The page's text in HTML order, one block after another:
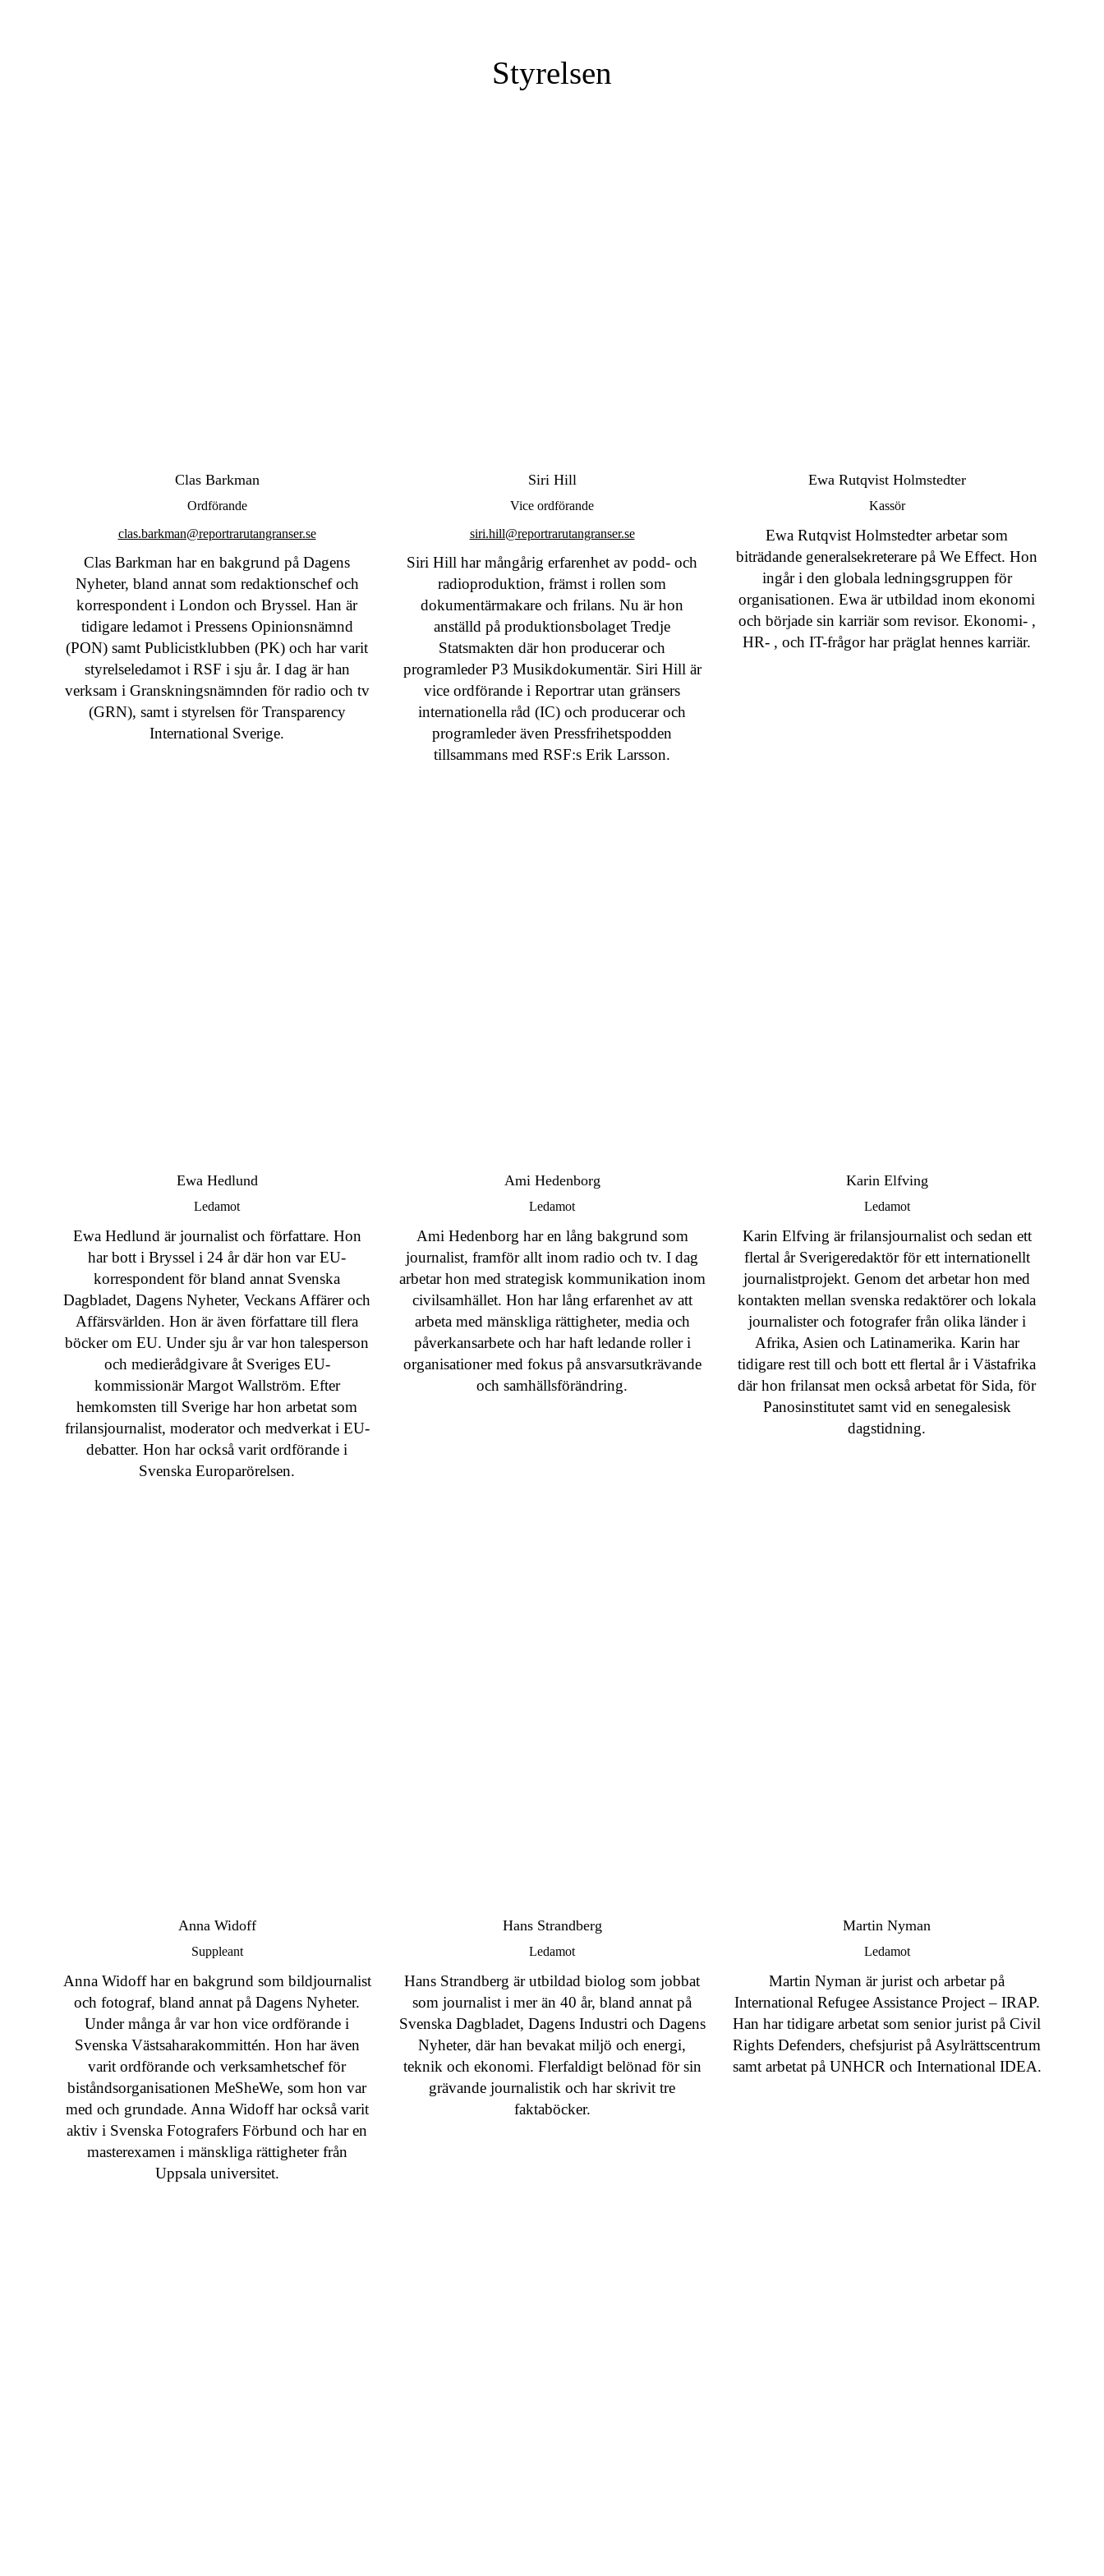
Styrelsen
Clas Barkman
Ordförande
clas.barkman@reportrarutangranser.se
Clas Barkman har en bakgrund på Dagens
Nyheter, bland annat som redaktionschef och
korrespondent i London och Bryssel. Han är
tidigare ledamot i Pressens Opinionsnämnd
(PON) samt Publicistklubben (PK) och har varit
styrelseledamot i RSF i sju år. I dag är han
verksam i Granskningsnämnden för radio och tv
(GRN), samt i styrelsen för Transparency
International Sverige.
Siri Hill
Vice ordförande
siri.hill@reportrarutangranser.se
Siri Hill har mångårig erfarenhet av podd- och
radioproduktion, främst i rollen som
dokumentärmakare och frilans. Nu är hon
anställd på produktionsbolaget Tredje
Statsmakten där hon producerar och
programleder P3 Musikdokumentär. Siri Hill är
vice ordförande i Reportrar utan gränsers
internationella råd (IC) och producerar och
programleder även Pressfrihetspodden
tillsammans med RSF:s Erik Larsson.
Ewa Rutqvist Holmstedter
Kassör
Ewa Rutqvist Holmstedter arbetar som
biträdande generalsekreterare på We Effect. Hon
ingår i den globala ledningsgruppen för
organisationen. Ewa är utbildad inom ekonomi
och började sin karriär som revisor. Ekonomi- ,
HR- , och IT-frågor har präglat hennes karriär.
Ewa Hedlund
Ledamot
Ewa Hedlund är journalist och författare. Hon
har bott i Bryssel i 24 år där hon var EU-
korrespondent för bland annat Svenska
Dagbladet, Dagens Nyheter, Veckans Affärer och
Affärsvärlden. Hon är även författare till flera
böcker om EU. Under sju år var hon talesperson
och medierådgivare åt Sveriges EU-
kommissionär Margot Wallström. Efter
hemkomsten till Sverige har hon arbetat som
frilansjournalist, moderator och medverkat i EU-
debatter. Hon har också varit ordförande i
Svenska Europarörelsen.
Ami Hedenborg
Ledamot
Ami Hedenborg har en lång bakgrund som
journalist, framför allt inom radio och tv. I dag
arbetar hon med strategisk kommunikation inom
civilsamhället. Hon har lång erfarenhet av att
arbeta med mänskliga rättigheter, media och
påverkansarbete och har haft ledande roller i
organisationer med fokus på ansvarsutkrävande
och samhällsförändring.
Karin Elfving
Ledamot
Karin Elfving är frilansjournalist och sedan ett
flertal år Sverigeredaktör för ett internationellt
journalistprojekt. Genom det arbetar hon med
kontakten mellan svenska redaktörer och lokala
journalister och fotografer från olika länder i
Afrika, Asien och Latinamerika. Karin har
tidigare rest till och bott ett flertal år i Västafrika
där hon frilansat men också arbetat för Sida, för
Panosinstitutet samt vid en senegalesisk
dagstidning.
Anna Widoff
Suppleant
Anna Widoff har en bakgrund som bildjournalist
och fotograf, bland annat på Dagens Nyheter.
Under många år var hon vice ordförande i
Svenska Västsaharakommittén. Hon har även
varit ordförande och verksamhetschef för
biståndsorganisationen MeSheWe, som hon var
med och grundade. Anna Widoff har också varit
aktiv i Svenska Fotografers Förbund och har en
masterexamen i mänskliga rättigheter från
Uppsala universitet.
Hans Strandberg
Ledamot
Hans Strandberg är utbildad biolog som jobbat
som journalist i mer än 40 år, bland annat på
Svenska Dagbladet, Dagens Industri och Dagens
Nyheter, där han bevakat miljö och energi,
teknik och ekonomi. Flerfaldigt belönad för sin
grävande journalistik och har skrivit tre
faktaböcker.
Martin Nyman
Ledamot
Martin Nyman är jurist och arbetar på
International Refugee Assistance Project – IRAP.
Han har tidigare arbetat som senior jurist på Civil
Rights Defenders, chefsjurist på Asylrättscentrum
samt arbetat på UNHCR och International IDEA.